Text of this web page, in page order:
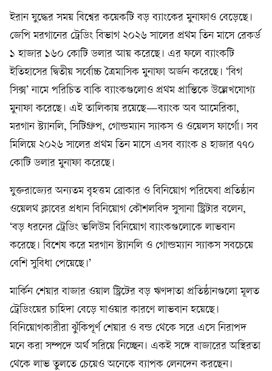
ইরান যুদ্ধের সময় বিশ্বের কয়েকটি বড় ব্যাংকের মুনাফাও বেড়েছে।
জেপি মরগানের ট্রেডিং বিভাগ ২০২৬ সালের প্রথম তিন মাসে রেকর্ড
১ হাজার ১৬০ কোটি ডলার আয় করেছে। এর ফলে ব্যাংকটি
ইতিহাসের দ্বিতীয় সর্বোচ্চ ত্রৈমাসিক মুনাফা অর্জন করেছে। ‘বিগ
সিক্স’ নামে পরিচিত বাকি ব্যাংকগুলোও প্রথম প্রান্তিকে উল্লেখযোগ্য
মুনাফা করেছে। এই তালিকায় রয়েছে—ব্যাংক অব আমেরিকা,
মরগান স্ট্যানলি, সিটিগ্রুপ, গোল্ডম্যান স্যাকস ও ওয়েলস ফার্গো। সব
মিলিয়ে ২০২৬ সালের প্রথম তিন মাসে এসব ব্যাংক ৪ হাজার ৭৭০
কোটি ডলার মুনাফা করেছে।
যুক্তরাজ্যের অন্যতম বৃহত্তম ব্রোকার ও বিনিয়োগ পরিষেবা প্রতিষ্ঠান
ওয়েলথ ক্লাবের প্রধান বিনিয়োগ কৌশলবিদ সুসানা স্ট্রিটার বলেন,
‘বড় ধরনের ট্রেডিং ভলিউম বিনিয়োগ ব্যাংকগুলোকে লাভবান
করেছে। বিশেষ করে মরগান স্ট্যানলি ও গোল্ডম্যান স্যাকস সবচেয়ে
বেশি সুবিধা পেয়েছে।’
মার্কিন শেয়ার বাজার ওয়াল স্ট্রিটের বড় ঋণদাতা প্রতিষ্ঠানগুলো মূলত
ট্রেডিংয়ের চাহিদা বেড়ে যাওয়ার কারণে লাভবান হয়েছে।
বিনিয়োগকারীরা ঝুঁকিপূর্ণ শেয়ার ও বন্ড থেকে সরে এসে নিরাপদ
মনে করা সম্পদে অর্থ সরিয়ে নিচ্ছেন। একই সঙ্গে বাজারের অস্থিরতা
থেকে লাভ তুলতে চেয়েও অনেকে ব্যাপক লেনদেন করছেন।